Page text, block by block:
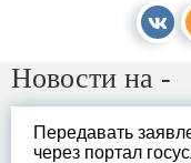
Новости на -
Передавать
через портал